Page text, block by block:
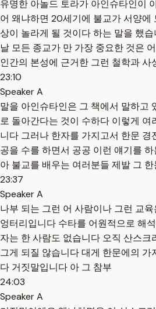
유명한 아놀드 토라가 아인슈타인이
어 왜냐하면 20세기에 불교가 서양에
상이 놀라게 될 것이다 하는 말을 했
날 모든 종교가 만 가장 중요한 것은
인간의 본성에 근거한 그런 철학과 사
23:10
Speaker A
말을 아인슈타인은 그 책에서 말하고
로 돌아간다는 것이 수하다 이렇게 여
니다 그러나 한자를 가지고서 한문 경
공을 수를 하면서 공공 이런 얘기를
아 불교를 배우는 여러분들 제발 그
23:37
Speaker A
나부 되는 그런 어 사람이나 그런 교
엉터리입니다 수타를 어원적으로 해
자는 한 사람도 없습니다 오직 산스크
그게 되질 않습니다 대게 한문에의 가
다 거짓말입니다 아 그 참부
24:03
Speaker A